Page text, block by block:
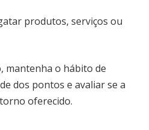
produtos, serviços ou
mantenha o hábito de
dos pontos e avaliar se a
oferecido.